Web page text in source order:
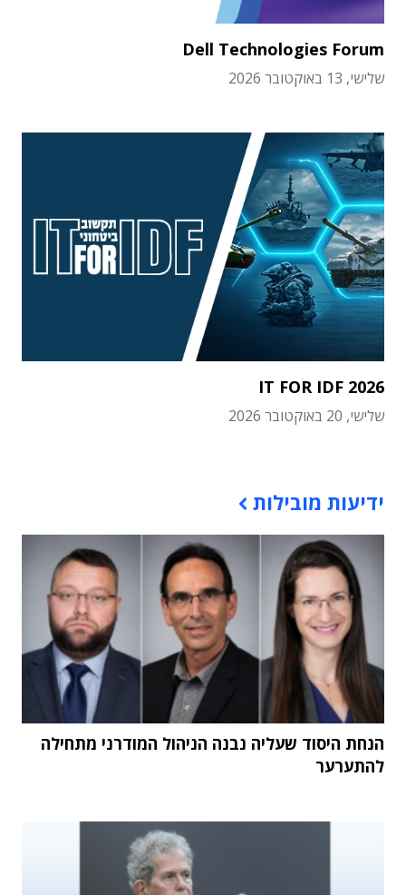
Dell Technologies Forum
שלישי, 13 באוקטובר 2026
IT FOR IDF 2026
שלישי, 20 באוקטובר 2026
ידיעות מובילות
הנחת היסוד שעליה נבנה הניהול המודרני מתחילה
להתערער